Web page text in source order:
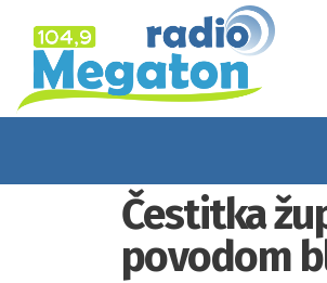
Čestitka
povodom